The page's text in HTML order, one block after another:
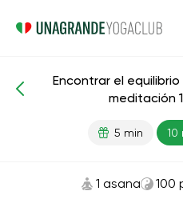
Meditaciones y respiración
Encontrar el
meditación
5 min 10
1 asana 100